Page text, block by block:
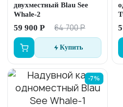
двухместный Blau See
Whale-2
59 900 Р 64 700 Р
Купить
-7%